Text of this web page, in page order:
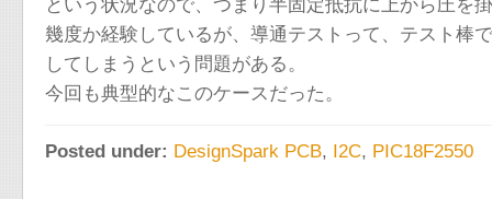
という状況なので、つまり半固定抵抗に上から圧を
幾度か経験しているが、導通テストって、テスト棒
してしまうという問題がある。
今回も典型的なこのケースだった。
Posted under: DesignSpark PCB, I2C, PIC18F2550